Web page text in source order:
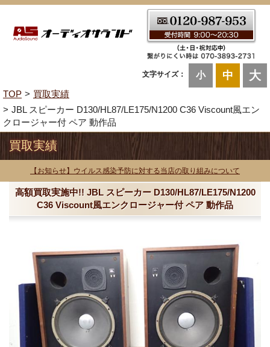
文字サイズ： 小 中 大
TOP
買取実績
JBL スピーカー D130/HL87/LE175/N1200 C36 Viscount風エン
クロージャー付 ペア 動作品
買取実績
【お知らせ】ウイルス感染予防に対する当店の取り組みについて
高額買取実施中!! JBL スピーカー D130/HL87/LE175/N1200
C36 Viscount風エンクロージャー付 ペア 動作品